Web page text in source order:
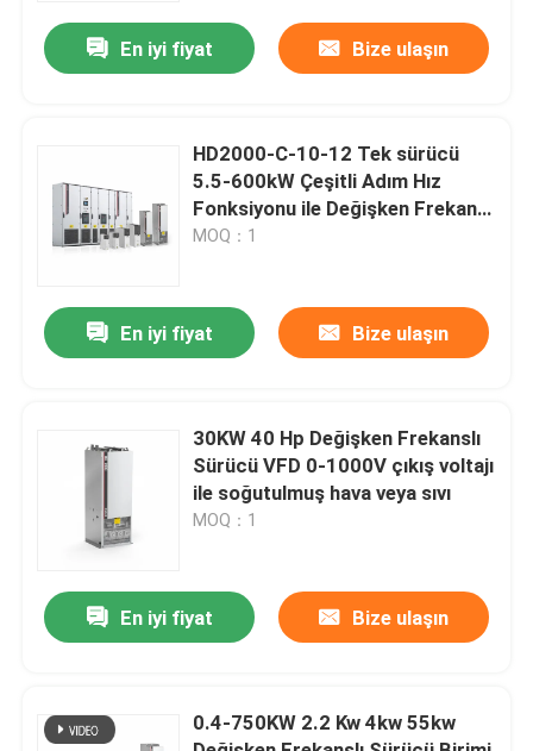
Evde
Videolar
Fabrika turu
Bizimle İletişim
Haberler
VFD Değişken Frekans Sürücüsü
En iyi fiyat Bize ulaşın
HD2000-C-10-12 Tek sürücü
5.5-600kW Çeşitli Adım Hız
Fonksiyonu ile Değişken Frekans
Sürüsü
MOQ：1
En iyi fiyat Bize ulaşın
30KW 40 Hp Değişken Frekanslı
Sürücü VFD 0-1000V çıkış voltajı
ile soğutulmuş hava veya sıvı
MOQ：1
En iyi fiyat Bize ulaşın
0.4-750KW 2.2 Kw 4kw 55kw